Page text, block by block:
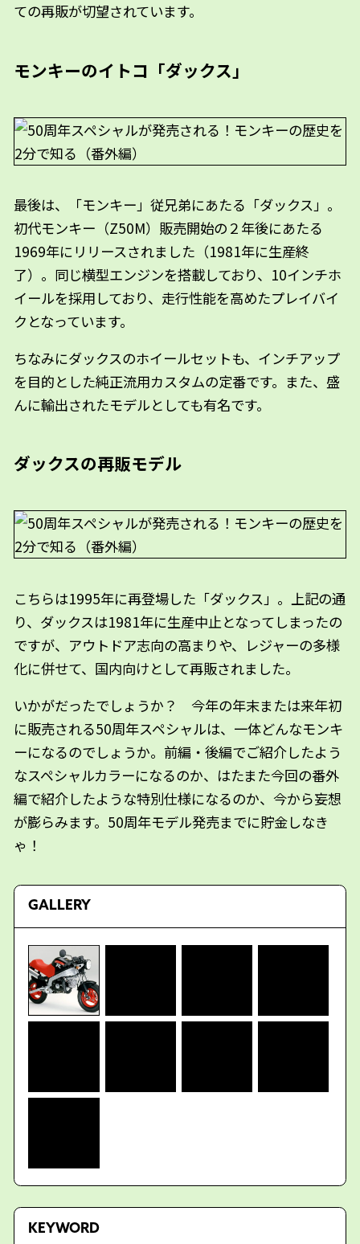
ての再販が切望されています。
モンキーのイトコ「ダックス」
最後は、「モンキー」従兄弟にあたる「ダックス」。
初代モンキー（Z50M）販売開始の２年後にあたる
1969年にリリースされました（1981年に生産終
了）。同じ横型エンジンを搭載しており、10インチホ
イールを採用しており、走行性能を高めたプレイバイ
クとなっています。
ちなみにダックスのホイールセットも、インチアップ
を目的とした純正流用カスタムの定番です。また、盛
んに輸出されたモデルとしても有名です。
ダックスの再販モデル
こちらは1995年に再登場した「ダックス」。上記の通
り、ダックスは1981年に生産中止となってしまったの
ですが、アウトドア志向の高まりや、レジャーの多様
化に併せて、国内向けとして再販されました。
いかがだったでしょうか？ 今年の年末または来年初
に販売される50周年スペシャルは、一体どんなモンキ
ーになるのでしょうか。前編・後編でご紹介したよう
なスペシャルカラーになるのか、はたまた今回の番外
編で紹介したような特別仕様になるのか、今から妄想
が膨らみます。50周年モデル発売までに貯金しなき
ゃ！
GALLERY
KEYWORD